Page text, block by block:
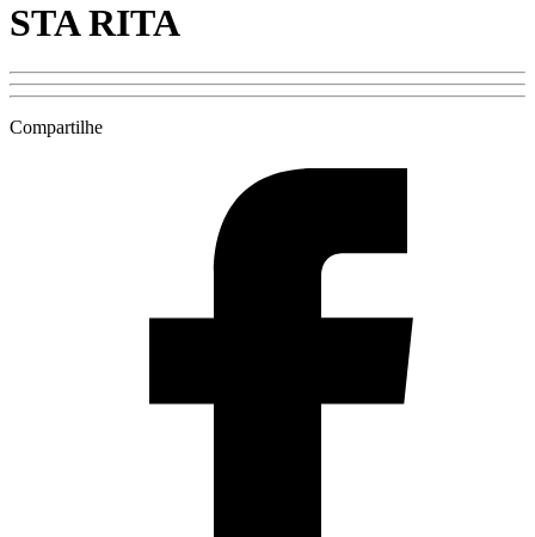
STA RITA
Compartilhe